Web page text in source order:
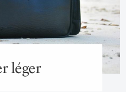
léger